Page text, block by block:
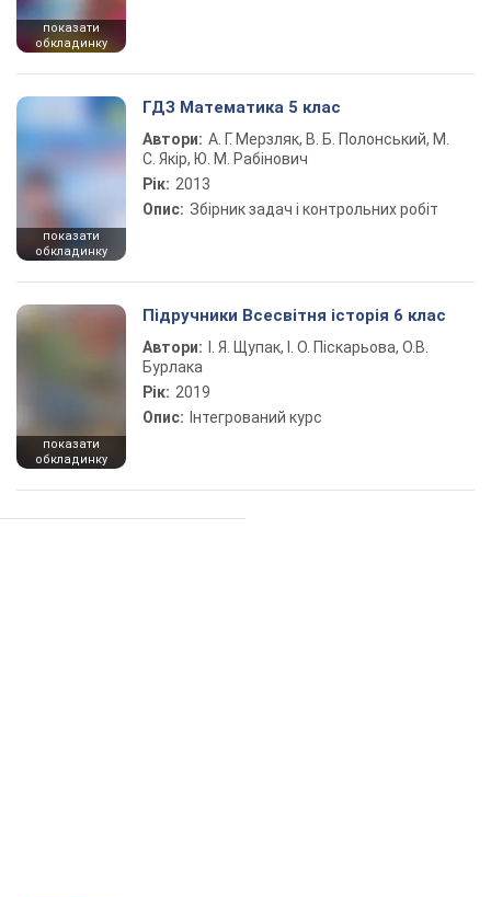
показати
обкладинку
показати
обкладинку
ГДЗ Математика 5 клас
Автори: А. Г. Мерзляк, В. Б. Полонський, М.
С. Якір, Ю. М. Рабінович
Рік: 2013
Опис: Збірник задач і контрольних робіт
показати
обкладинку
Підручники Всесвітня історія 6 клас
Автори:
І. Я. Щупак, І. О. Піскарьова, О.В.
Бурлака
Рік: 2019
Опис: Інтегрований курс